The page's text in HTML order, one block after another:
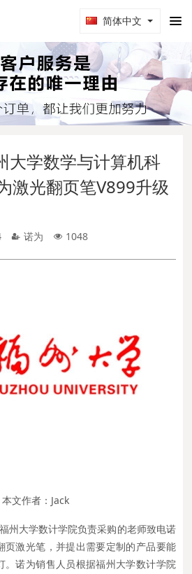
简体中文
大学数学与计算机科
激光翻页笔V899升级
诺为 1048
本文作者：Jack
州大学数计学院负责采购的老师致电诺
页激光笔，并提出需要定制的产品要能
。诺为销售人员根据福州大学数计学院